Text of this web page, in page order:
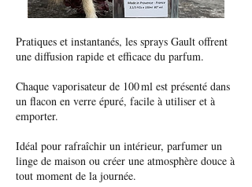
Pratiques et instantanés, les sprays Gault offrent
une diffusion rapide et efficace du parfum.
Chaque vaporisateur de 100 ml est présenté dans
un flacon en verre épuré, facile à utiliser et à
emporter.
Idéal pour rafraîchir un intérieur, parfumer un
linge de maison ou créer une atmosphère douce à
tout moment de la journée.